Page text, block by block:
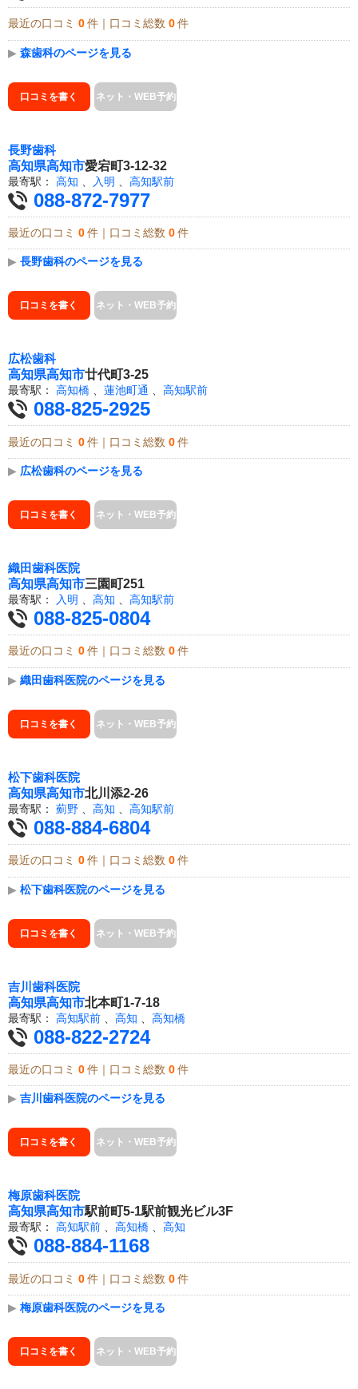
最近の口コミ 0 件｜口コミ総数 0 件
▶ 森歯科のページを見る
口コミを書く ネット・WEB予約
長野歯科
高知県高知市愛宕町3-12-32
最寄駅： 高知 入明 高知駅前
088-872-7977
最近の口コミ 0 件｜口コミ総数 0 件
▶ 長野歯科のページを見る
口コミを書く ネット・WEB予約
広松歯科
高知県高知市廿代町3-25
最寄駅： 高知橋 、 蓮池町通 、 高知駅前
088-825-2925
最近の口コミ 0 件｜口コミ総数 0 件
▶ 広松歯科のページを見る
口コミを書く ネット・WEB予約
織田歯科医院
高知県高知市三園町251
最寄駅： 入明 高知 高知駅前
088-825-0804
最近の口コミ 0 件｜口コミ総数 0 件
▶ 織田歯科医院のページを見る
口コミを書く ネット・WEB予約
松下歯科医院
高知県高知市北川添2-26
最寄駅： 薊野 高知 高知駅前
088-884-6804
最近の口コミ 0 件｜口コミ総数 0 件
▶ 松下歯科医院のページを見る
口コミを書く ネット・WEB予約
吉川歯科医院
高知県高知市北本町1-7-18
最寄駅： 高知駅前 高知 高知橋
088-822-2724
最近の口コミ 0 件｜口コミ総数 0 件
▶ 吉川歯科医院のページを見る
口コミを書く ネット・WEB予約
梅原歯科医院
高知県高知市駅前町5-1駅前観光ビル3F
最寄駅： 高知駅前 、 高知橋 、 高知
088-884-1168
最近の口コミ 0 件｜口コミ総数 0 件
▶ 梅原歯科医院のページを見る
口コミを書く ネット・WEB予約